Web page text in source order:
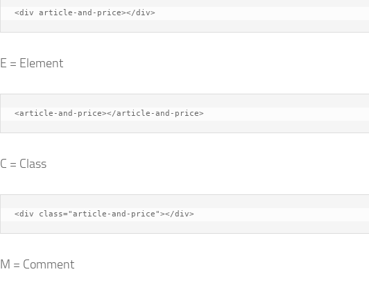
<div article-and-price></div>
E = Element
<article-and-price></article-and-price>
C = Class
<div class="article-and-price"></div>
M = Comment